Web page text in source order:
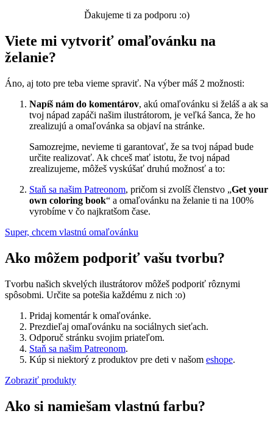
Ďakujeme ti za podporu :o)
Viete mi vytvoriť omaľovánku na
želanie?
Áno, aj toto pre teba vieme spraviť. Na výber máš 2 možnosti:
Napíš nám do komentárov, akú omaľovánku si želáš a ak sa
tvoj nápad zapáči našim ilustrátorom, je veľká šanca, že ho
zrealizujú a omaľovánka sa objaví na stránke.
Samozrejme, nevieme ti garantovať, že sa tvoj nápad bude
určite realizovať. Ak chceš mať istotu, že tvoj nápad
zrealizujeme, môžeš vyskúšať druhú možnosť a to:
Staň sa našim Patreonom, pričom si zvolíš členstvo „Get your
own coloring book“ a omaľovánku na želanie ti na 100%
vyrobíme v čo najkratšom čase.
Super, chcem vlastnú omaľovánku
Ako môžem podporiť vašu tvorbu?
Tvorbu našich skvelých ilustrátorov môžeš podporiť rôznymi
spôsobmi. Určite sa potešia každému z nich :o)
Pridaj komentár k omaľovánke.
Prezdieľaj omaľovánku na sociálnych sieťach.
Odporuč stránku svojim priateľom.
Staň sa našim Patreonom.
Kúp si niektorý z produktov pre deti v našom eshope.
Zobraziť produkty
Ako si namiešam vlastnú farbu?